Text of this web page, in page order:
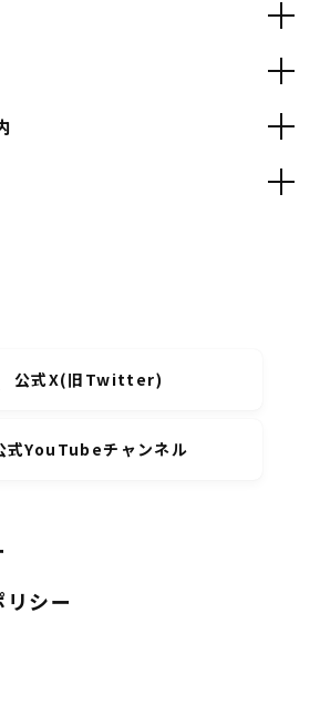
公式X(旧Twitter)
式YouTubeチャンネル
シー